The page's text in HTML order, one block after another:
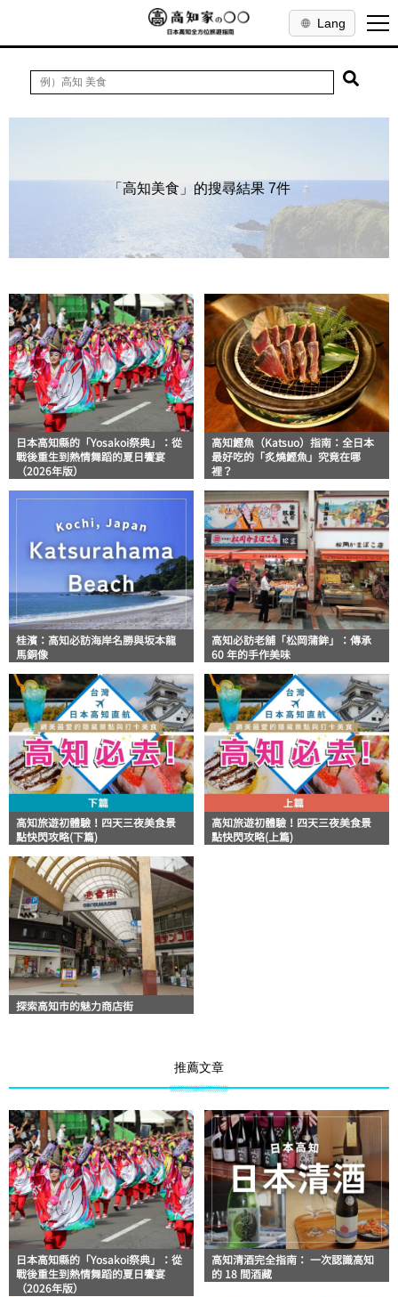
Lang
「高知美食」的搜尋結果 7件
日本高知縣的「Yosakoi祭典」：從
戰後重生到熱情舞蹈的夏日饗宴
（2026年版）
高知鰹魚（Katsuo）指南：全日本
最好吃的「炙燒鰹魚」究竟在哪
裡？
桂濱：高知必訪海岸名勝與坂本龍
馬銅像
高知必訪老舖「松岡蒲鉾」：傳承
60 年的手作美味
高知旅遊初體驗！四天三夜美食景
點快閃攻略(下篇)
高知旅遊初體驗！四天三夜美食景
點快閃攻略(上篇)
探索高知市的魅力商店街
推薦文章
日本高知縣的「Yosakoi祭典」：從
戰後重生到熱情舞蹈的夏日饗宴
（2026年版）
高知清酒完全指南： 一次認識高知
的 18 間酒藏